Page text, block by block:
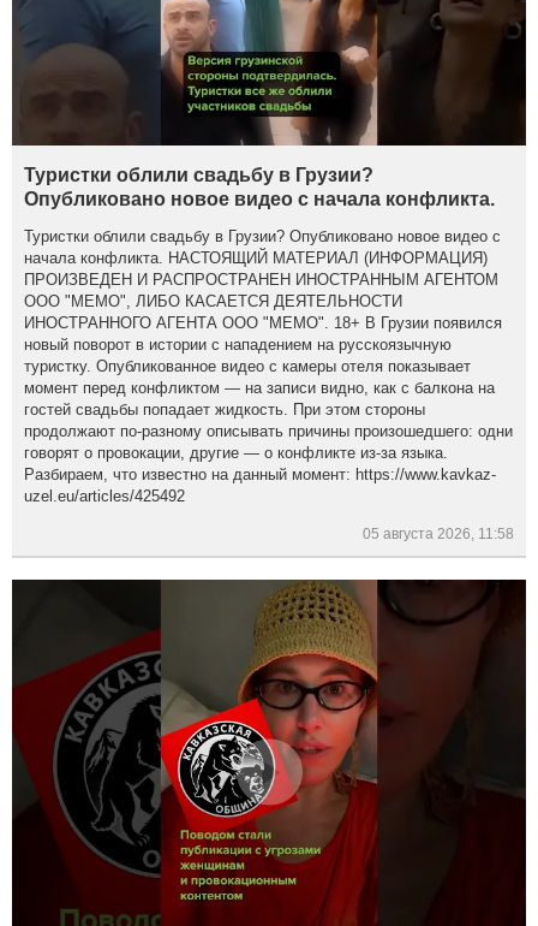
Туристки облили свадьбу в Грузии?
Опубликовано новое видео с начала конфликта.
Туристки облили свадьбу в Грузии? Опубликовано новое видео с
начала конфликта. НАСТОЯЩИЙ МАТЕРИАЛ (ИНФОРМАЦИЯ)
ПРОИЗВЕДЕН И РАСПРОСТРАНЕН ИНОСТРАННЫМ АГЕНТОМ
ООО "МЕМО", ЛИБО КАСАЕТСЯ ДЕЯТЕЛЬНОСТИ
ИНОСТРАННОГО АГЕНТА ООО "МЕМО". 18+ В Грузии появился
новый поворот в истории с нападением на русскоязычную
туристку. Опубликованное видео с камеры отеля показывает
момент перед конфликтом — на записи видно, как с балкона на
гостей свадьбы попадает жидкость. При этом стороны
продолжают по-разному описывать причины произошедшего: одни
говорят о провокации, другие — о конфликте из-за языка.
Разбираем, что известно на данный момент: https://www.kavkaz-
uzel.eu/articles/425492
05 августа 2026, 11:58